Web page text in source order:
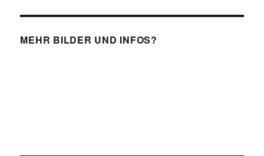
MEHR BILDER UND INFOS?